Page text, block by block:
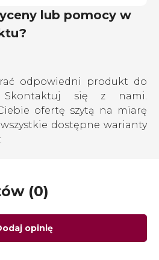
lub pomocy w
odpowiedni produkt do
Skontaktuj się z nami.
ofertę szytą na miarę
dostępne warianty
(0)
opinię